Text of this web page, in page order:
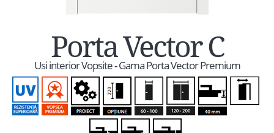
Porta Vector C
Usi interior Vopsite - Gama Porta Vector Premium